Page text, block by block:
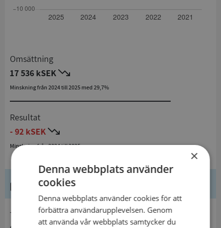
Omsättning
17 536 kSEK
Minskning från 2024 till 2025 med 29,7%
Resultat
- 92 kSEK
Minskning från 2024 till 2025
Kontaktuppgifter
×
Denna webbplats använder
cookies
Denna webbplats använder cookies för att
förbättra användarupplevelsen. Genom
att använda vår webbplats samtycker du